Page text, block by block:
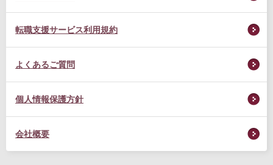
転職支援サービス利用規約
よくあるご質問
個人情報保護方針
会社概要